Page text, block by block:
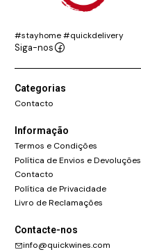
#stayhome #quickdelivery
Siga-nos
Categorias
Contacto
Informação
Termos e Condições
Política de Envios e Devoluções
Contacto
Política de Privacidade
Livro de Reclamações
Contacte-nos
info@quickwines.com